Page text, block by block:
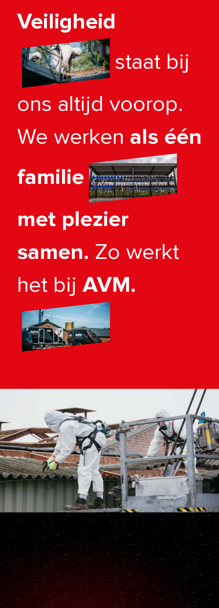
Veiligheid
staat bij
ons altijd voorop.
We werken als één
familie
met plezier
samen. Zo werkt
het bij AVM.